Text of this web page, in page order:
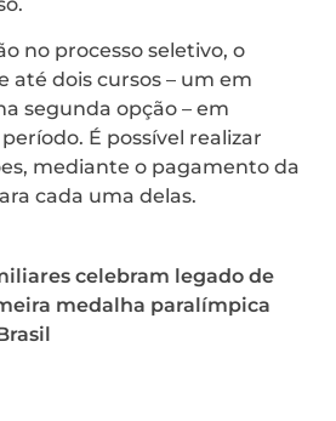
no processo seletivo, o
até dois cursos – um em
segunda opção – em
É possível realizar
mediante o pagamento da
cada uma delas.
celebram legado de
medalha paralímpica